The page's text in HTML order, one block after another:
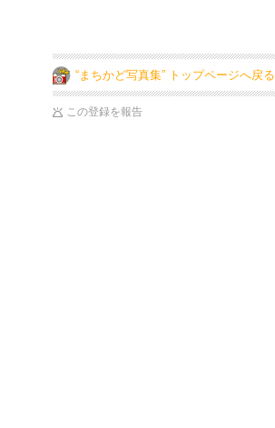
“まちかど写真集” トップページへ戻る
この登録を報告